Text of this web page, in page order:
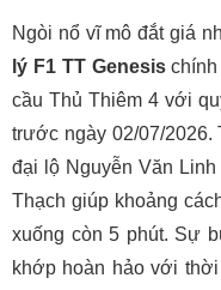
Ngòi nổ vĩ mô đắt giá
lý F1 TT Genesischính
cầu Thủ Thiêm 4 với
trước ngày 02/07/2026.
đại lộ Nguyễn Văn
Thạch giúp khoảng
xuống còn 5 phút. Sự
khớp hoàn hảo với